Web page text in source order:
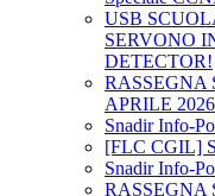
USB
SERVONO
DETECTOR!
RASSEGNA
APRILE 2026
Snadir Info-
[FLC CGIL]
Snadir Info-
RASSEGNA